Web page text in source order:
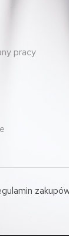
pracy